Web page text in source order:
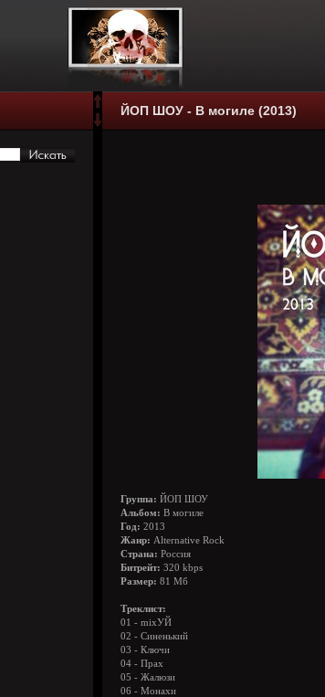
ЙОП ШОУ - В могиле (2013)
Группа: ЙОП ШОУ
Альбом: В могиле
Год: 2013
Жанр: Alternative Rock
Страна: Россия
Битрейт: 320 kbps
Размер: 81 Мб
Треклист:
01 - mixУЙ
02 - Синенький
03 - Ключи
04 - Прах
05 - Жалюзи
06 - Монахи